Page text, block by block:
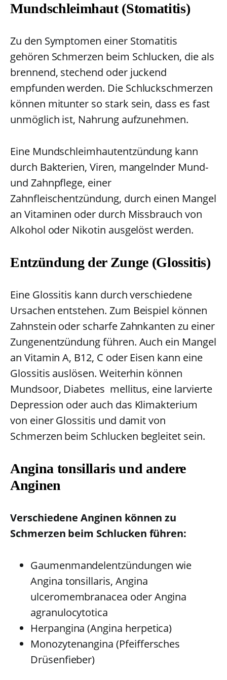
Mundschleimhaut (Stomatitis)
Zu den Symptomen einer Stomatitis
gehören Schmerzen beim Schlucken, die als
brennend, stechend oder juckend
empfunden werden. Die Schluckschmerzen
können mitunter so stark sein, dass es fast
unmöglich ist, Nahrung aufzunehmen.
Eine Mundschleimhautentzündung kann
durch Bakterien, Viren, mangelnder Mund-
und Zahnpflege, einer
Zahnfleischentzündung, durch einen Mangel
an Vitaminen oder durch Missbrauch von
Alkohol oder Nikotin ausgelöst werden.
Entzündung der Zunge (Glossitis)
Eine Glossitis kann durch verschiedene
Ursachen entstehen. Zum Beispiel können
Zahnstein oder scharfe Zahnkanten zu einer
Zungenentzündung führen. Auch ein Mangel
an Vitamin A, B12, C oder Eisen kann eine
Glossitis auslösen. Weiterhin können
Mundsoor, Diabetes mellitus, eine larvierte
Depression oder auch das Klimakterium
von einer Glossitis und damit von
Schmerzen beim Schlucken begleitet sein.
Angina tonsillaris und andere
Anginen
Verschiedene Anginen können zu
Schmerzen beim Schlucken führen:
Gaumenmandelentzündungen wie
Angina tonsillaris, Angina
ulceromembranacea oder Angina
agranulocytotica
Herpangina (Angina herpetica)
Monozytenangina (Pfeiffersches
Drüsenfieber)